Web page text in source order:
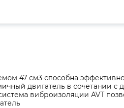
47 см3 способна
двигатель в сочетании с
виброизоляции AVT